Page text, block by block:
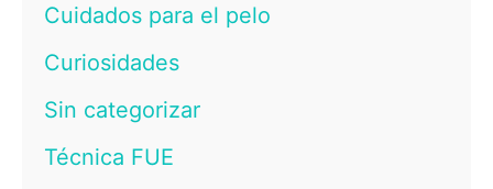
Cuidados para el pelo
Curiosidades
Sin categorizar
Técnica FUE